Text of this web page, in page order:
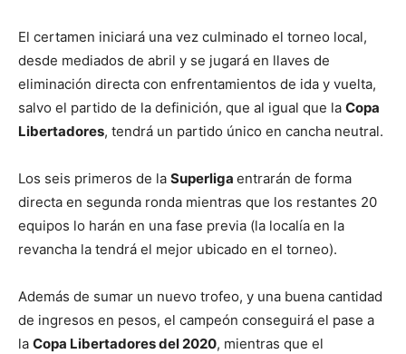
El certamen iniciará una vez culminado el torneo local,
desde mediados de abril y se jugará en llaves de
eliminación directa con enfrentamientos de ida y vuelta,
salvo el partido de la definición, que al igual que la Copa
Libertadores, tendrá un partido único en cancha neutral.
Los seis primeros de la Superliga entrarán de forma
directa en segunda ronda mientras que los restantes 20
equipos lo harán en una fase previa (la localía en la
revancha la tendrá el mejor ubicado en el torneo).
Además de sumar un nuevo trofeo, y una buena cantidad
de ingresos en pesos, el campeón conseguirá el pase a
la Copa Libertadores del 2020, mientras que el